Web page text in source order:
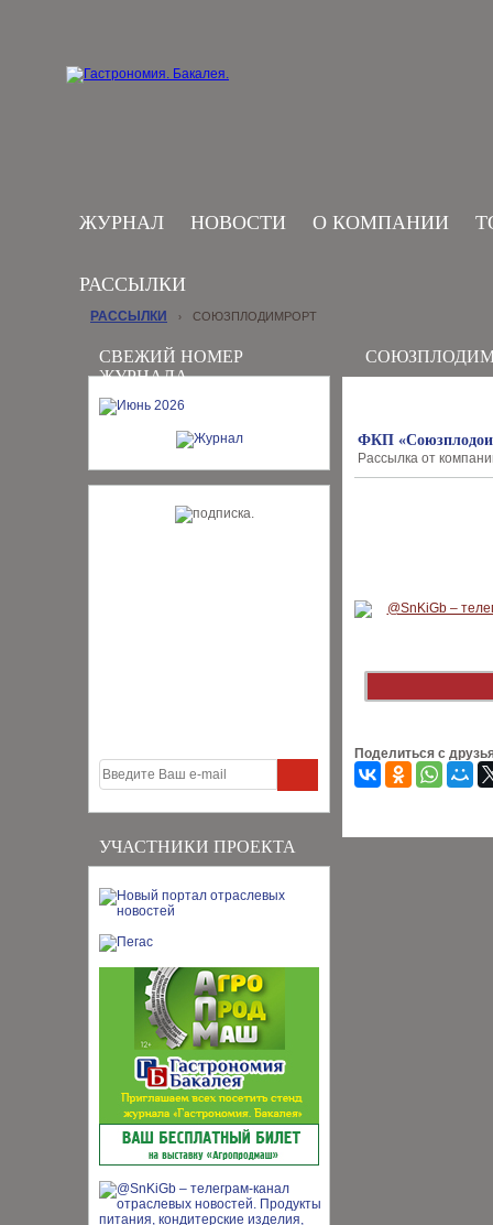
ЖУРНАЛ НОВОСТИ О КОМПАНИИ
РАССЫЛКИ
СВЕЖИЙ НОМЕР
ЖУРНАЛА
УЧАСТНИКИ ПРОЕКТА
РАССЫЛКИ › СОЮЗПЛОДИМРОРТ
ФКП
Рассылка от
Поделиться с